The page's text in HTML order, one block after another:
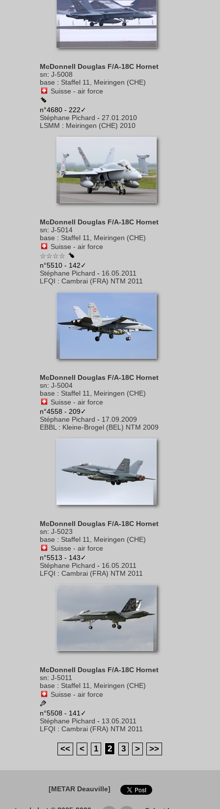
McDonnell Douglas F/A-18C Hornet
sn: J-5008
base : Staffel 11, Meiringen (CHE)
Suisse - air force
n°4680 - 222✓
Stéphane Pichard - 27.01.2010
LSMM : Meiringen (CHE) 2010
McDonnell Douglas F/A-18C Hornet
sn: J-5014
base : Staffel 11, Meiringen (CHE)
Suisse - air force
☆☆☆☆
n°5510 - 142✓
Stéphane Pichard - 16.05.2011
LFQI : Cambrai (FRA) NTM 2011
McDonnell Douglas F/A-18C Hornet
sn: J-5004
base : Staffel 11, Meiringen (CHE)
Suisse - air force
n°4558 - 209✓
Stéphane Pichard - 17.09.2009
EBBL : Kleine-Brogel (BEL) NTM 2009
McDonnell Douglas F/A-18C Hornet
sn: J-5023
base : Staffel 11, Meiringen (CHE)
Suisse - air force
n°5513 - 143✓
Stéphane Pichard - 16.05.2011
LFQI : Cambrai (FRA) NTM 2011
McDonnell Douglas F/A-18C Hornet
sn: J-5011
base : Staffel 11, Meiringen (CHE)
Suisse - air force
n°5508 - 141✓
Stéphane Pichard - 13.05.2011
LFQI : Cambrai (FRA) NTM 2011
<< < 1 2 3 > >>
[METAR Deauville]